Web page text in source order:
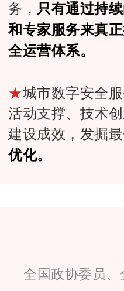
务， 只有通过持
和专家服务来真
全运营体系。
★城市数字安全
活动支撑、技术
建设成效，发掘
优化。
全国政协委员